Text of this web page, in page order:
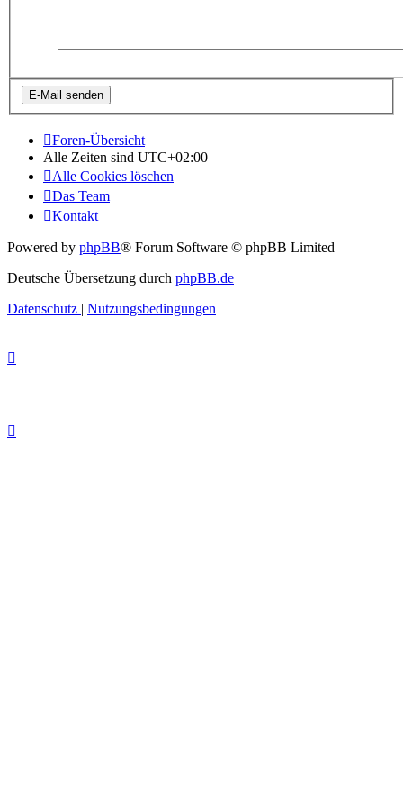
Foren-Übersicht
Alle Zeiten sind UTC+02:00
Alle Cookies löschen
Das Team
Kontakt
Powered by phpBB® Forum Software © phpBB Limited
Deutsche Übersetzung durch phpBB.de
Datenschutz | Nutzungsbedingungen